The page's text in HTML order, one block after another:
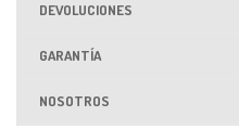
DEVOLUCIONES
GARANTÍA
NOSOTROS